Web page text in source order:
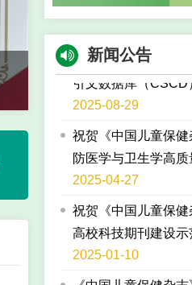
新闻公告
祝贺 《中国儿童保
引文数据库（CSCD
2025-08-29
防医学与卫生学高质
2025-04-27
高校科技期刊建设示
2025-01-10